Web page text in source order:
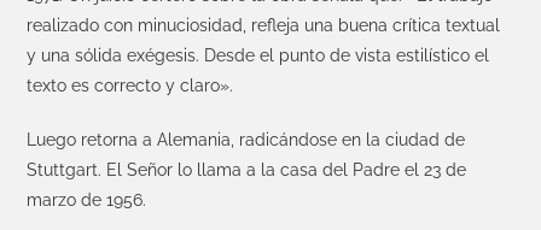
realizado con minuciosidad, refleja una buena crítica textual
y una sólida exégesis. Desde el punto de vista estilístico el
texto es correcto y claro».
Luego retorna a Alemania, radicándose en la ciudad de
Stuttgart. El Señor lo llama a la casa del Padre el 23 de
marzo de 1956.